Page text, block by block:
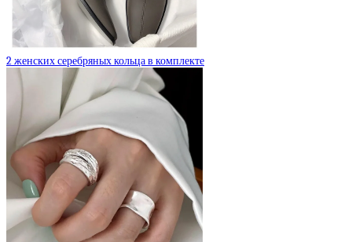
2 женских серебряных кольца в комплекте